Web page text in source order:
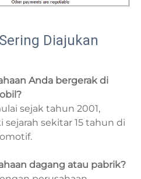
Diajukan
Anda bergerak di
sejak tahun 2001,
sekitar 15 tahun di
dagang atau pabrik?